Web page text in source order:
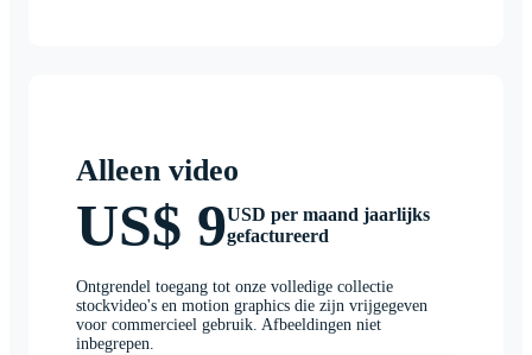
Alleen video
US$ 9USD per maand jaarlijks
gefactureerd
Ontgrendel toegang tot onze volledige collectie
stockvideo's en motion graphics die zijn vrijgegeven
voor commercieel gebruik. Afbeeldingen niet
inbegrepen.